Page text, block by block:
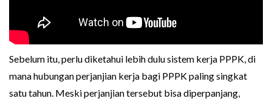
Sebelum itu, perlu diketahui lebih dulu sistem kerja PPPK, di
mana hubungan perjanjian kerja bagi PPPK paling singkat
satu tahun. Meski perjanjian tersebut bisa diperpanjang,